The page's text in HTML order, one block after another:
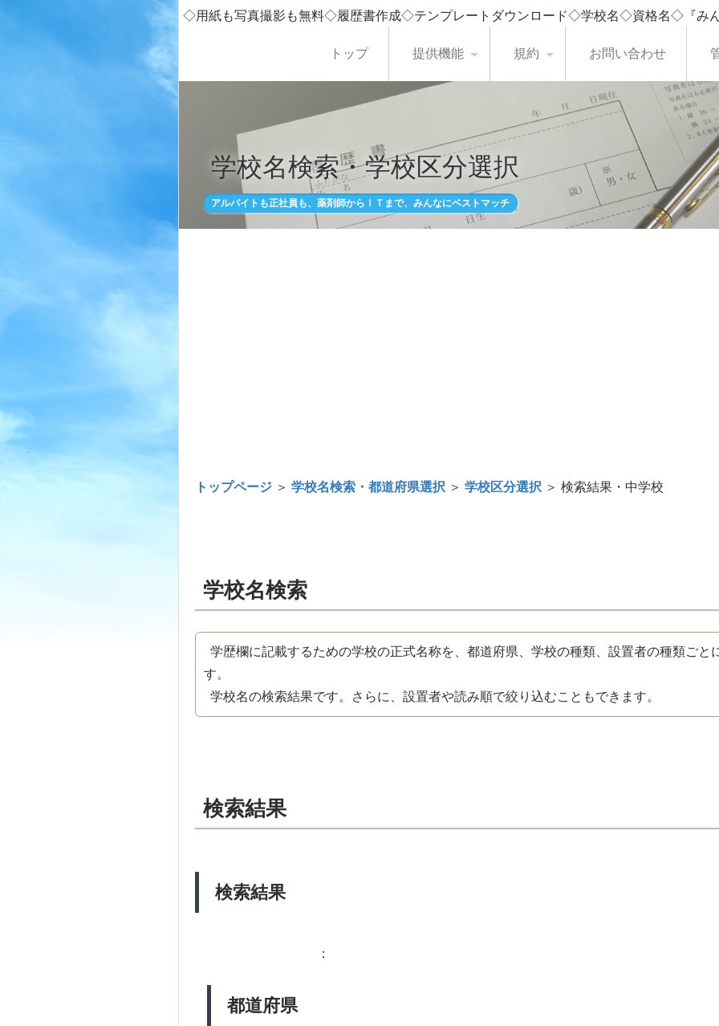
◇用紙も写真撮影も無料◇履歴書作成◇テンプレートダウンロード◇学校名◇資格名◇『み
トップ 提供機能 規約 お問い合わせ
学校名検索・学校区分選択
アルバイトも正社員も、薬剤師からＩＴまで、みんなにベストマッチ
トップページ ＞ 学校名検索・都道府県選択 ＞ 学校区分選択 ＞ 検索結果・中学校
学校名検索
学歴欄に記載するための学校の正式名称を、都道府県、学校の種類、設置者の種類ごと
す。
学校名の検索結果です。さらに、設置者や読み順で絞り込むこともできます。
検索結果
検索結果
都道府県
：